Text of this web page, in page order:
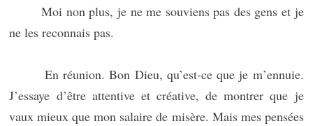
Moi non plus, je ne me souviens pas des gens et je
ne les reconnais pas.
En réunion. Bon Dieu, qu’est-ce que je m’ennuie.
J’essaye d’être attentive et créative, de montrer que je
vaux mieux que mon salaire de misère. Mais mes pensées